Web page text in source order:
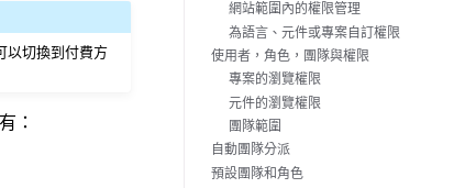
以切換到付費方
：
網站範圍內的權限管理
為語言、元件或專案自訂權限
使用者，角色，團隊與權限
專案的瀏覽權限
元件的瀏覽權限
團隊範圍
自動團隊分派
預設團隊和角色